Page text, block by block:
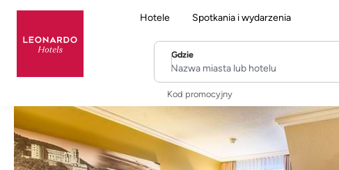
Hotele Spotkania i wydarzenia
Gdzie
Nazwa miasta lub hotelu
Kod promocyjny